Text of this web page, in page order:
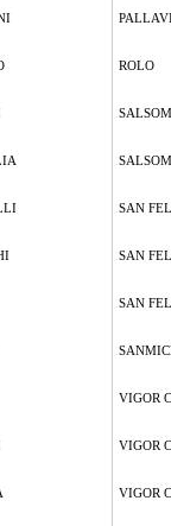
ROLO
SAN
SAN
SAN
VIGOR
VIGOR
VIGOR